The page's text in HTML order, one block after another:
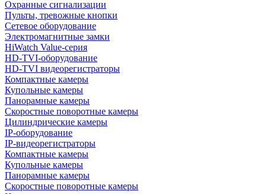
Охранные сигнализации
Пульты, тревожные кнопки
Сетевое оборудование
Электромагнитные замки
HiWatch Value-серия
HD-TVI-оборудование
HD-TVI видеорегистраторы
Компактные камеры
Купольные камеры
Панорамные камеры
Скоростные поворотные камеры
Цилиндрические камеры
IP-оборудование
IP-видеорегистраторы
Компактные камеры
Купольные камеры
Панорамные камеры
Скоростные поворотные камеры